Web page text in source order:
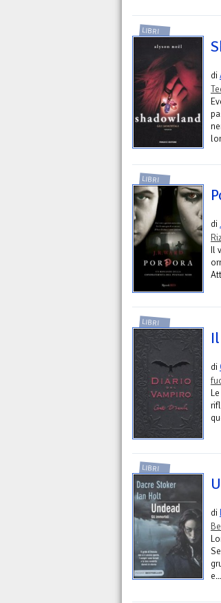
LIBRI
di
LIBRI
di
Il
LIBRI
di
LIBRI
di
e...